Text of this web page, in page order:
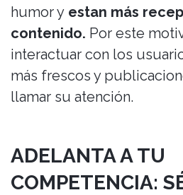
humor y estan más
contenido. Por este
interactuar con los
más frescos y
llamar su atención.
ADELANTA A TU
COMPETENCIA: